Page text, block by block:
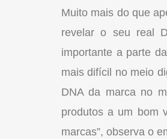
Muito mais do que
revelar o seu real
importante a parte
mais difícil no meio
DNA da marca no
produtos a um bom
marcas”, observa o